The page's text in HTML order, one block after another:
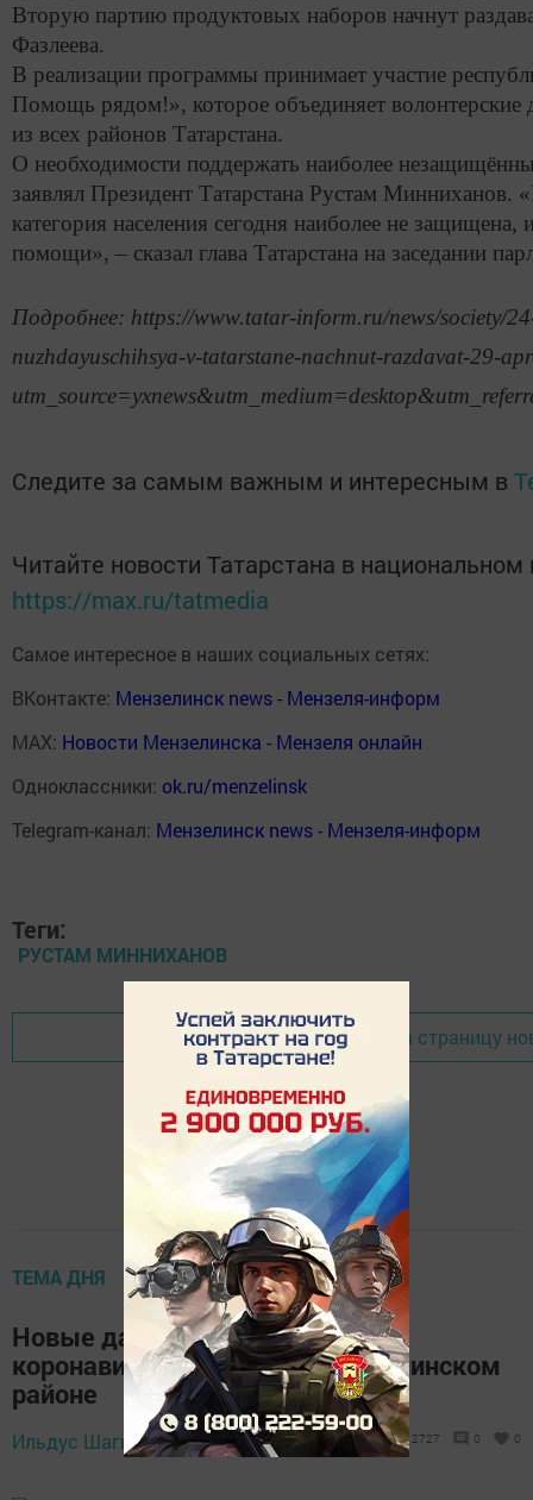
Вторую партию продуктовых наборов начнут
Фазлеева.
В реализации программы принимает участие
Помощь рядом!», которое объединяет волонтерские
из всех районов Татарстана.
О необходимости поддержать наиболее
заявлял Президент Татарстана Рустам Минниханов.
категория населения сегодня наиболее не защищена,
помощи», – сказал глава Татарстана на заседании
Подробнее: https://www.tatar-inform.ru/news/society/
nuzhdayuschihsya-v-tatarstane-nachnut-razdavat-29-
Следите за самым важным и интересным в
Читайте новости Татарстана в
https://max.ru/tatmedia
Самое интересное в наших социальных сетях:
ВКонтакте: Мензелинск news - Мензеля-информ
MAX: Новости Мензелинска - Мензеля онлайн
Одноклассники: ok.ru/menzelinsk
Telegram-канал: Мензелинск news - Мензеля-информ
Теги:
РУСТАМ МИННИХАНОВ
Перейти на страницу
ТЕМА ДНЯ
Новые данные по ситуации с
коронавирусом в нашем Мензелинском
районе
Ильдус Шагиев, 24 апреля 2020 - 10:58 2727 0 0